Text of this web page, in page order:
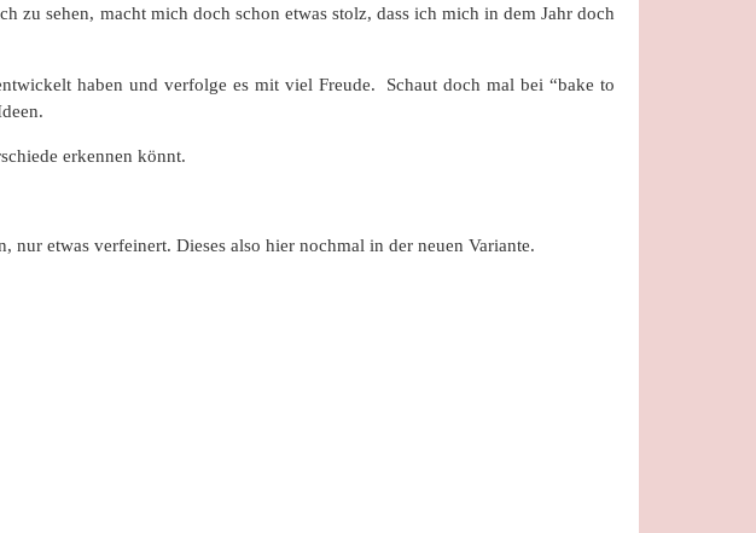
zu sehen, macht mich doch schon etwas stolz, dass ich mich in dem Jahr doch
haben und verfolge es mit viel Freude. Schaut doch mal bei “bake to
erkennen könnt.
nur etwas verfeinert. Dieses also hier nochmal in der neuen Variante.